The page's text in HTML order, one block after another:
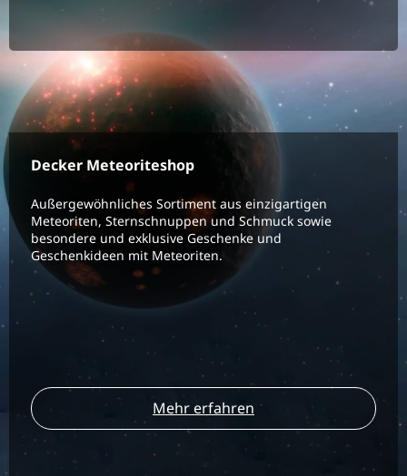
Decker Meteoriteshop
Außergewöhnliches Sortiment aus einzigartigen
Meteoriten, Sternschnuppen und Schmuck sowie
besondere und exklusive Geschenke und
Geschenkideen mit Meteoriten.
Mehr erfahren